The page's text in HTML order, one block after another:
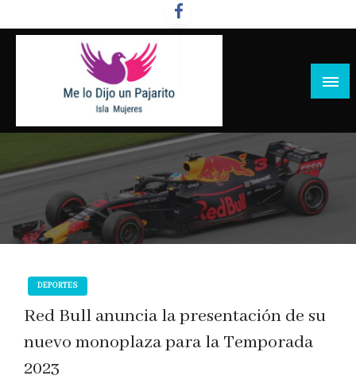
al
DEPORTES
Red Bull anuncia la presentación de su
nuevo monoplaza para la Temporada
2023